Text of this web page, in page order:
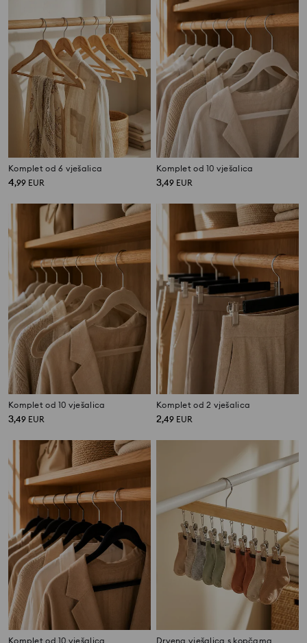
Komplet od 6 vješalica
4,99 EUR
Komplet od 10 vješalica
3,49 EUR
Komplet od 10 vješalica
3,49 EUR
Komplet od 2 vješalica
2,49 EUR
Komplet od 10 vješalica Drvena vješalica s kopčama